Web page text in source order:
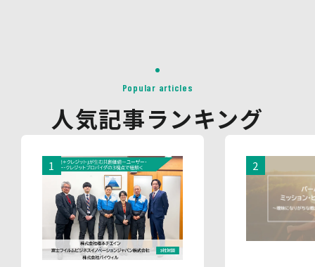
・各種お問い合わせに対応するため
正確な把握のため
・取得した情報を解析又は分析して、当社サービス「環境
グ」「ブランドコンサルティング」の改善・開発を行うた
め
・統計資料の作成のため
4.第三者への提供
当社は、イベントやセミナーにて取得した個人情報につ
き、以下の内容に従って第三者提供を行うことがありま
す。なお、本人の同意がある場合及び法令の定めによる場
Popular articles
人気記事ランキング